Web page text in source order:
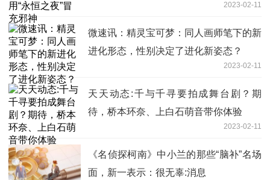
2023-02-11
微速讯：精灵宝可梦：同人画师笔下的新
进化形态，性别决定了进化新姿态？
2023-02-11
天天动态:千与千寻要拍成舞台剧？期
待，桥本环奈、上白石萌音带你体验
2023-02-11
《名侦探柯南》中小兰的那些“脑补”名场
面，新一表示：很无辜:消息